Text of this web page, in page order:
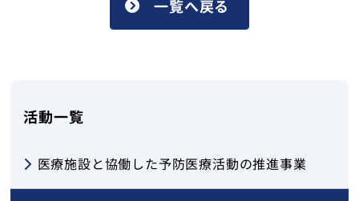
一覧へ戻る
活動一覧
医療施設と協働した予防医療活動の推進事業